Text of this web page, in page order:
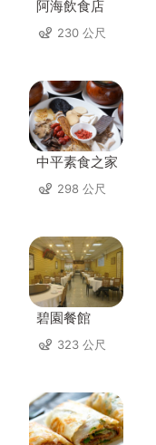
阿海飲食店
230 公尺
中平素食之家
298 公尺
碧園餐館
323 公尺